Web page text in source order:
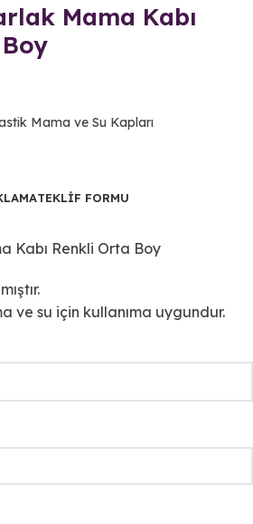
Mama Kabı
Mama ve Su Kapları
TEKLIF FORMU
Kabı Renkli Orta Boy
ve su için kullanıma uygundur.